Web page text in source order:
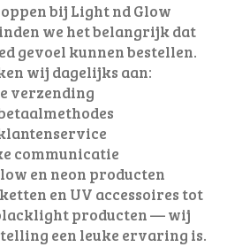
bij Light nd Glow
we het belangrijk dat
gevoel kunnen bestellen.
wij dagelijks aan:
verzending
communicatie
en neon producten
en UV accessoires tot
producten — wij
een leuke ervaring is.